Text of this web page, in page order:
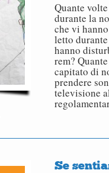
Quante
durante la
che vi
letto
hanno
rem?
capitato di
prendere
televisione
Se